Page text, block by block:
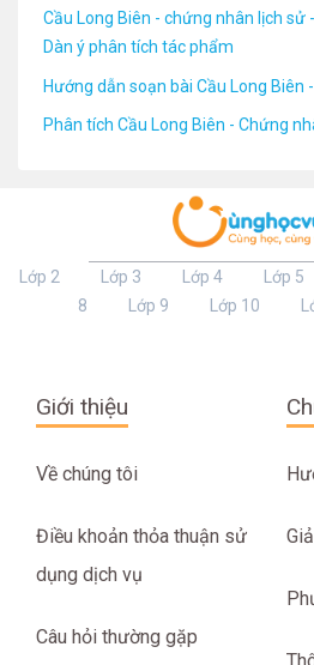
Cầu Long Biên - chứng nhân lịch sử
Dàn ý phân tích tác phẩm
Hướng dẫn soạn bài Cầu Long Biên
Phân tích Cầu Long Biên - Chứng
Lớp 2 Lớp 3 Lớp 4 Lớp 5
8
Lớp 9 Lớp 10
Giới thiệu
Về chúng tôi
Điều khoản thỏa thuận sử
dụng dịch vụ
Câu hỏi thường gặp